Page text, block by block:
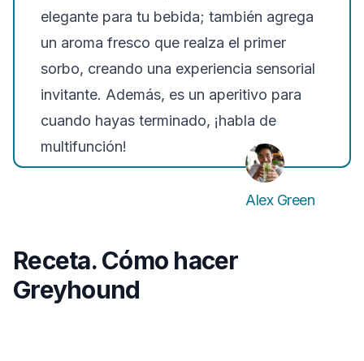
elegante para tu bebida; también agrega
un aroma fresco que realza el primer
sorbo, creando una experiencia sensorial
invitante. Además, es un aperitivo para
cuando hayas terminado, ¡habla de
multifunción!
Alex Green
Receta. Cómo hacer
Greyhound